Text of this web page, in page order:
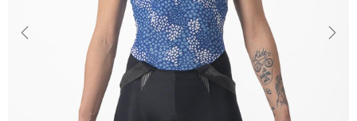
Previous